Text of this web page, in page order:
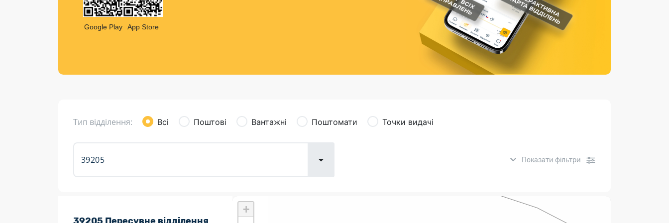
Листи та листівки
Кур’єрська доставка
Страхові послуги
Каталог «Укрпошта Маркет»
Google Play App Store
Тип відділення: Всі Поштові Вантажні Поштомати Точки видачі
Показати фільтри
+